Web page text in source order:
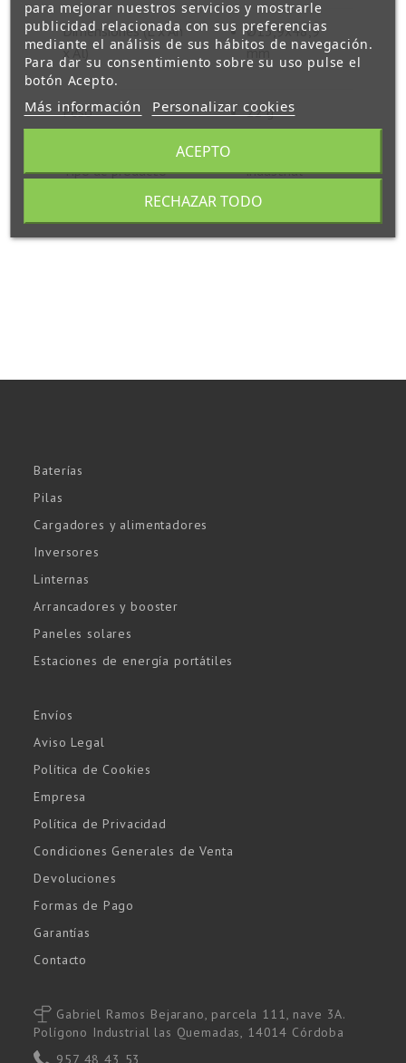
Dimensiones (L x An
x Al)
Ø13,9x48,9
mm
Peso 22 g
Tipo de producto industrial
Baterías
Pilas
Cargadores y alimentadores
Inversores
Linternas
Arrancadores y booster
Paneles solares
Estaciones de energía portátiles
Envíos
Aviso Legal
Política de Cookies
Empresa
Política de Privacidad
Condiciones Generales de Venta
Devoluciones
Formas de Pago
Garantías
Contacto
Gabriel Ramos Bejarano, parcela 111, nave 3A.
Polígono Industrial las Quemadas, 14014 Córdoba
957 48 43 53
para mejorar nuestros servicios y mostrarle
publicidad relacionada con sus preferencias
mediante el análisis de sus hábitos de navegación.
Para dar su consentimiento sobre su uso pulse el
botón Acepto.
Más información Personalizar cookies
RECHAZAR TODO
ACEPTO